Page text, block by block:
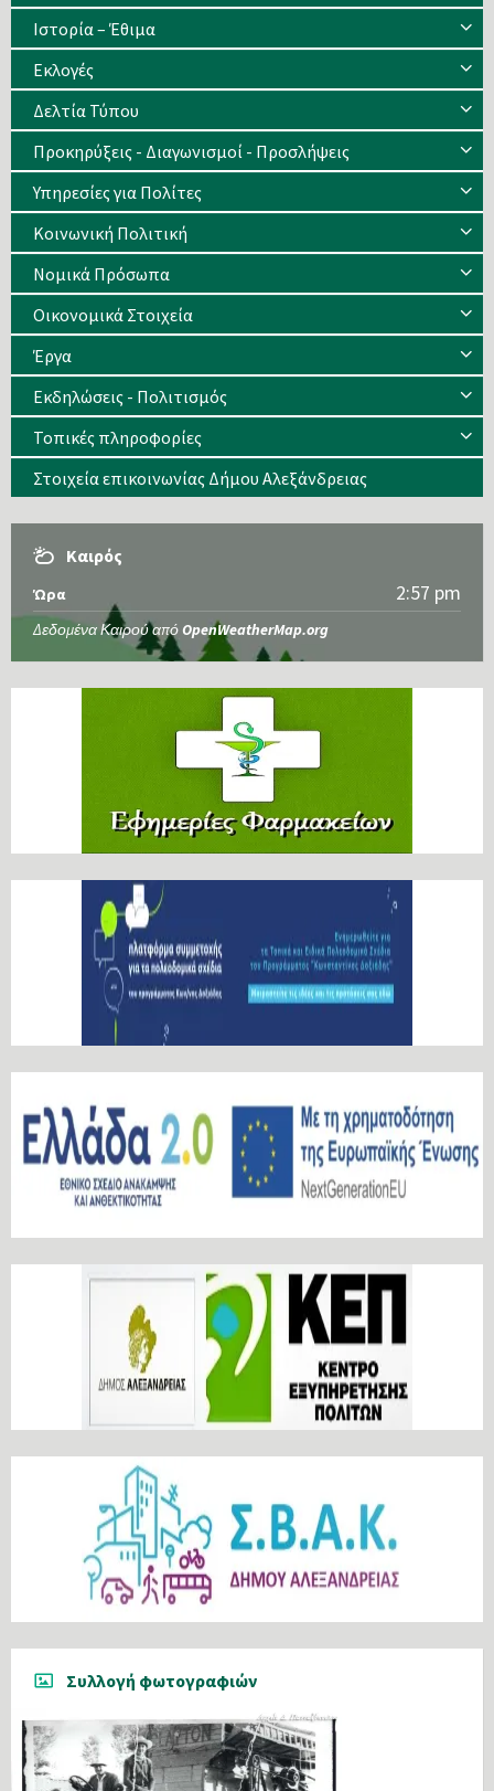
Ιστορία – Έθιμα
Eκλογές
Δελτία Τύπου
Προκηρύξεις - Διαγωνισμοί - Προσλήψεις
Υπηρεσίες για Πολίτες
Κοινωνική Πολιτική
Νομικά Πρόσωπα
Οικονομικά Στοιχεία
Έργα
Εκδηλώσεις - Πολιτισμός
Τοπικές πληροφορίες
Στοιχεία επικοινωνίας Δήμου Αλεξάνδρειας
Καιρός
Ώρα 2:57 pm
Δεδομένα Καιρού από OpenWeatherMap.org
Συλλογή φωτογραφιών